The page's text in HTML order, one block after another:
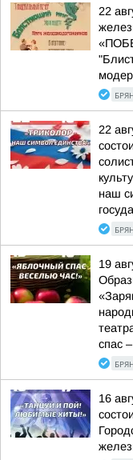
22
22
наш
19
спас
16